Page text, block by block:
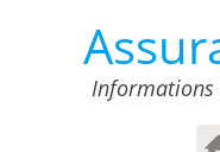
Informations